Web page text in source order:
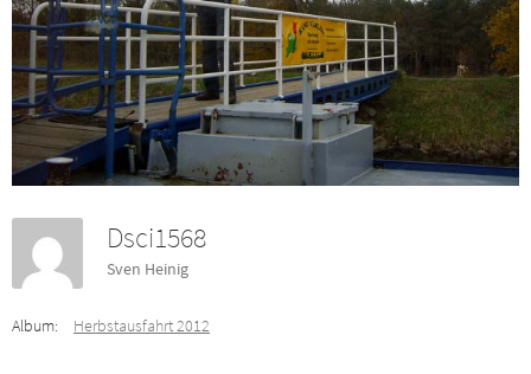
Dsci1568
Sven Heinig
Album: Herbstausfahrt 2012